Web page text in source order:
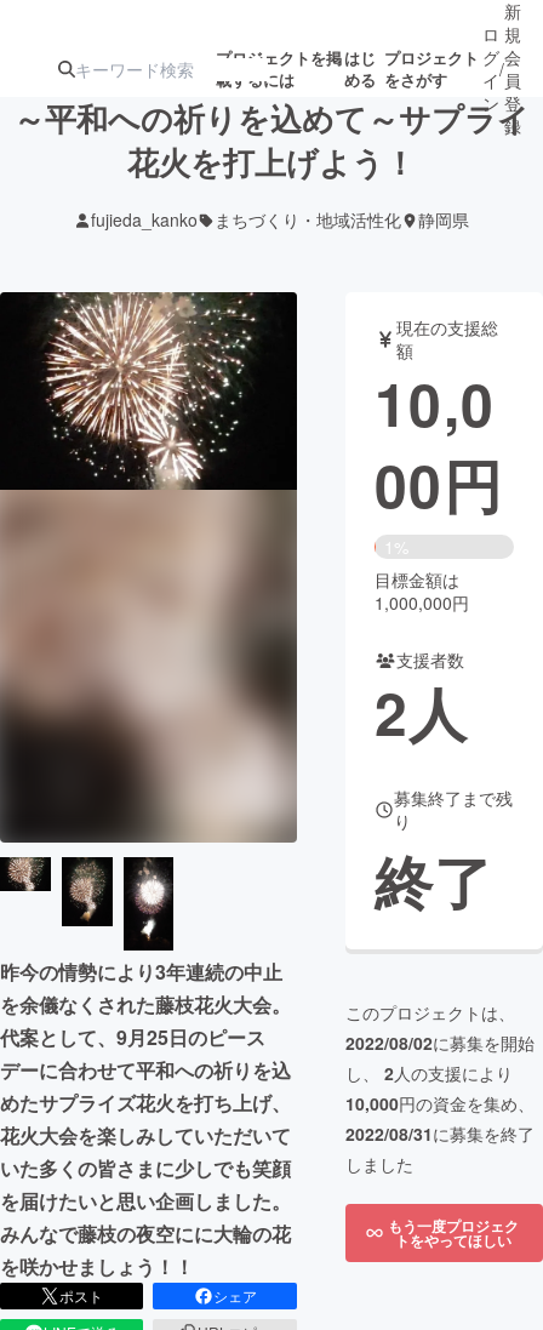
プロジェクトを掲
載するには
はじ
める
プロジェクト
をさがす
ターン
ジェクト
募集終了が近いプ
ロジェクト
されます
アート・写真 音楽
テクノロジー・ガジェット ゲーム・
映像・映画 書籍・雑誌
チャレンジ
CAMPFIRE Creation
CAMPFIREふるさと納税
コミュニティ
ロ
グ
イ
ン
/
新
規
会
員
登
録
～平和への祈りを込めて～サプライ
花火を打上げよう！
fujieda_kanko まちづくり・地域活性化 静岡県
昨今の情勢により3年連続の中止
を余儀なくされた藤枝花火大会。
代案として、9月25日のピース
デーに合わせて平和への祈りを込
めたサプライズ花火を打ち上げ、
花火大会を楽しみしていただいて
いた多くの皆さまに少しでも笑顔
を届けたいと思い企画しました。
みんなで藤枝の夜空にに大輪の花
を咲かせましょう！！
ポスト
シェア
現在の支援総
額
10,0
00円
1%
目標金額は
1,000,000円
支援者数
2人
募集終了まで残
り
終了
このプロジェクトは、
2022/08/02に募集を開始
し、 2人の支援により
10,000円の資金を集め、
2022/08/31に募集を終了
しました
もう一度プロジェク
トをやってほしい